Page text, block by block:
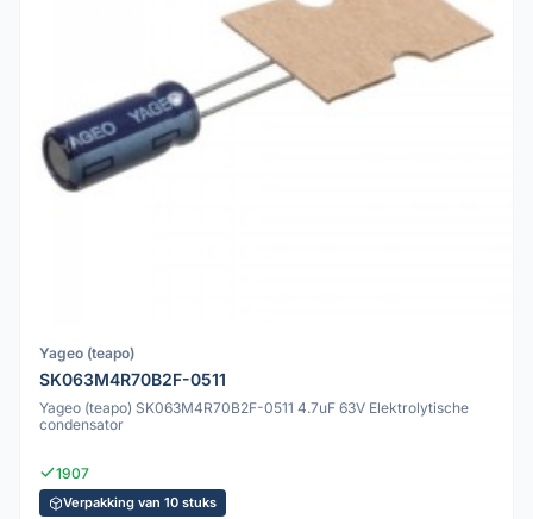
Yageo (teapo)
SK063M4R70B2F-0511
Yageo (teapo) SK063M4R70B2F-0511 4.7uF 63V Elektrolytische
condensator
1907
Verpakking van 10 stuks